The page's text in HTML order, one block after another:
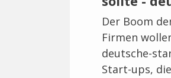
Der Boom
Firmen
deutsche-
Start-ups,